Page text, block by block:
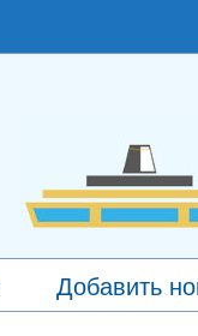
Добавить